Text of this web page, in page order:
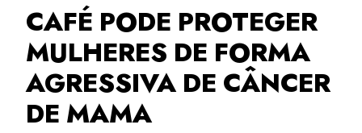
CAFÉ PODE PROTEGER
MULHERES DE FORMA
AGRESSIVA DE CÂNCER
DE MAMA